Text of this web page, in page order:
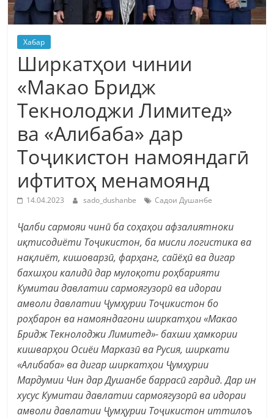
Хабар
Ширкатҳои чинии
«Макао Бридж
Текнолоджи Лимитед»
ва «Алибаба» дар
Тоҷикистон намояндагӣ
ифтитоҳ менамоянд
14.04.2023 sado_dushanbe Садои Душанбе
Ҷалби сармояи чинӣ ба соҳаҳои афзалиятноки
иқтисодиёти Тоҷикистон, ба мисли логистика ва
нақлиёт, кишоварзӣ, фарҳанг, сайёҳӣ ва дигар
бахшҳои калидӣ дар мулоқоти роҳбарияти
Кумитаи давлатии сармоягузорӣ ва идораи
амволи давлатии Ҷумҳурии Тоҷикистон бо
роҳбарон ва намояндагони ширкатҳои «Макао
Бридж Текнолоджи Лимитед»- бахши ҳамкории
кишварҳои Осиёи Марказӣ ва Русия, ширкати
«Алибаба» ва дигар ширкатҳои Ҷумҳурии
Мардумии Чин дар Душанбе баррасӣ гардид. Дар ин
хусусКумитаи давлатии сармоягузорӣ ва идораи
амволи давлатии Ҷумҳурии Тоҷикистон иттилоъ